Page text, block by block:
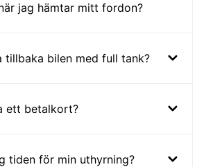
jag hämtar mitt fordon?
tillbaka bilen med full tank?
ett betalkort?
tiden för min uthyrning?